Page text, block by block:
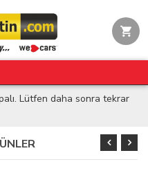
Lütfen daha sonra tekrar